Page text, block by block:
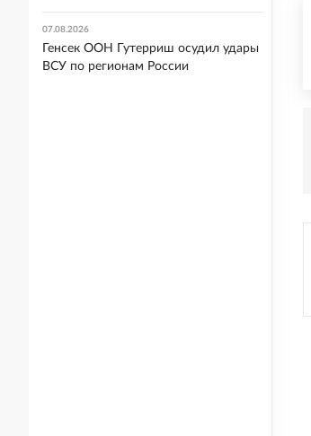
07.08.2026
Генсек ООН Гутерриш осудил удары
ВСУ по регионам России